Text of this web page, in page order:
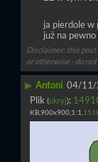
ja pierdole w
już na
Disclaimer: this
or otherwise - do
▶ Antoni 04/11/
Plik (ukryj):
KB,900x900,1:1,